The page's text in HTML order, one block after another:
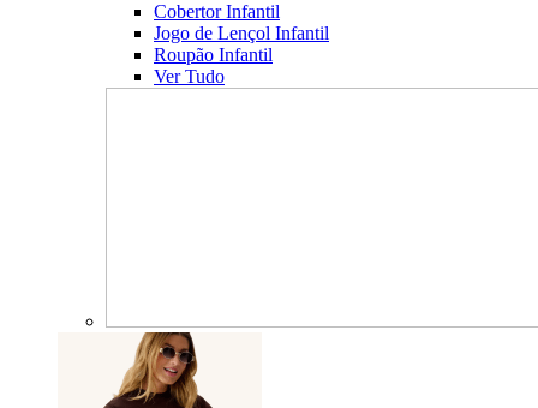
Cobertor Infantil
Jogo de Lençol Infantil
Roupão Infantil
Ver Tudo